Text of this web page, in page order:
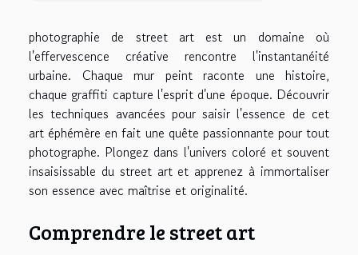
photographie de street art est un domaine où
l'effervescence créative rencontre l'instantanéité
urbaine. Chaque mur peint raconte une histoire,
chaque graffiti capture l'esprit d'une époque. Découvrir
les techniques avancées pour saisir l'essence de cet
art éphémère en fait une quête passionnante pour tout
photographe. Plongez dans l'univers coloré et souvent
insaisissable du street art et apprenez à immortaliser
son essence avec maîtrise et originalité.
Comprendre le street art